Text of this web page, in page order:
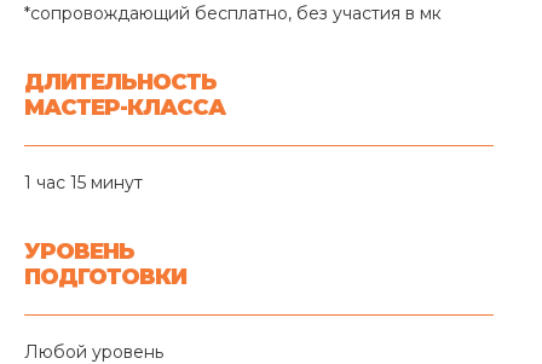
*сопровождающий бесплатно, без участия в мк
ДЛИТЕЛЬНОСТЬ
МАСТЕР-КЛАССА
1 час 15 минут
УРОВЕНЬ
ПОДГОТОВКИ
Любой уровень